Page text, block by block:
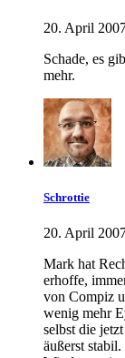
20. April
Schade, es
mehr.
Schrottie
20. April
Mark hat
erhoffe,
von Compiz
wenig mehr
selbst die
äußerst